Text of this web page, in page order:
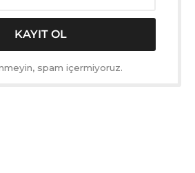
spam içermiyoruz.